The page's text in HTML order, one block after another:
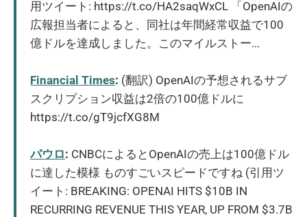
用ツイート: https://t.co/HA2saqWxCL 「OpenAIの
広報担当者によると、同社は年間経常収益で100
億ドルを達成しました。このマイルストー...
Financial Times: (翻訳) OpenAIの予想されるサブ
スクリプション収益は2倍の100億ドルに
https://t.co/gT9jcfXG8M
パウロ: CNBCによるとOpenAIの売上は100億ドル
に達した模様 ものすごいスピードですね (引用ツ
イート: BREAKING: OPENAI HITS $10B IN
RECURRING REVENUE THIS YEAR, UP FROM $3.7B